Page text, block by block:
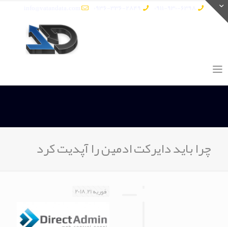
چرا باید دایرکت ادمین را آپدیت کرد
فوریه 21, 2018